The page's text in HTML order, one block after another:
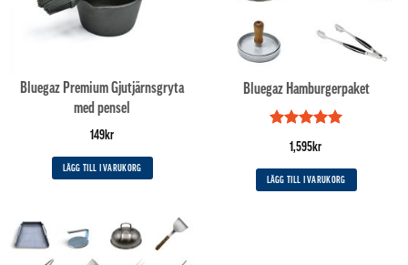
Bluegaz Premium Gjutjärnsgryta
med pensel
149kr
LÄGG TILL I VARUKORG
Bluegaz Hamburgerpaket
Betygsatt
av 51,595kr
LÄGG TILL I VARUKORG